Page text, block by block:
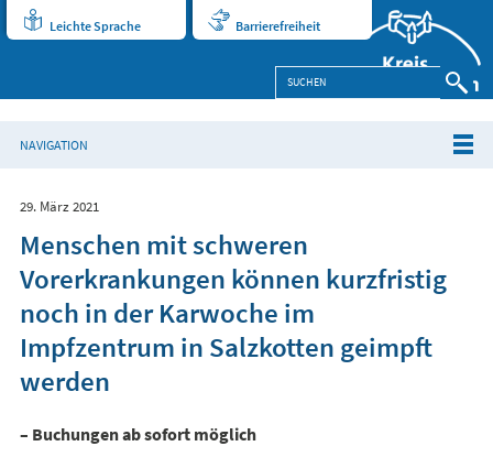
Leichte Sprache Barrierefreiheit
NAVIGATION
29. März 2021
Menschen mit schweren
Vorerkrankungen können kurzfristig
noch in der Karwoche im
Impfzentrum in Salzkotten geimpft
werden
– Buchungen ab sofort möglich